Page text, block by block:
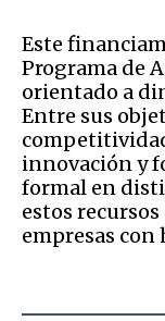
Este
Programa de
orientado a
Entre sus
innovación y
formal en
estos
empresas con